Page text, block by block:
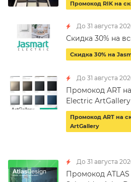
Промокод RIK на
До 31 августа
Скидка 30% на
Скидка 30% на
До 31 августа
Промокод ART
Electric ArtGallery
Промокод ART на
ArtGallery
До 31 августа
Промокод ATLAS